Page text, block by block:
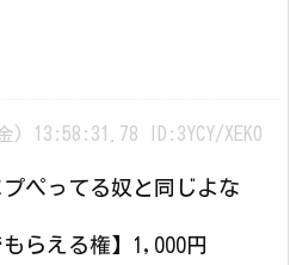
) 13:58:31.78 ID:3YCY/XEK0
ペってる奴と同じよな
らえる権】1,000円